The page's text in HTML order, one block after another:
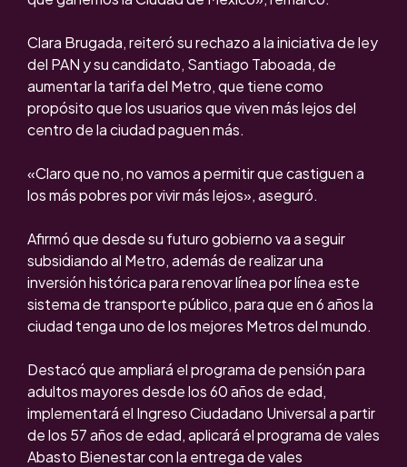
Clara Brugada, reiteró su rechazo a la iniciativa de ley
del PAN y su candidato, Santiago Taboada, de
aumentar la tarifa del Metro, que tiene como
propósito que los usuarios que viven más lejos del
centro de la ciudad paguen más.
«Claro que no, no vamos a permitir que castiguen a
los más pobres por vivir más lejos», aseguró.
Afirmó que desde su futuro gobierno va a seguir
subsidiando al Metro, además de realizar una
inversión histórica para renovar línea por línea este
sistema de transporte público, para que en 6 años la
ciudad tenga uno de los mejores Metros del mundo.
Destacó que ampliará el programa de pensión para
adultos mayores desde los 60 años de edad,
implementará el Ingreso Ciudadano Universal a partir
de los 57 años de edad, aplicará el programa de vales
Abasto Bienestar con la entrega de vales